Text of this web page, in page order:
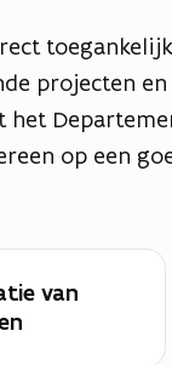
projecten
het
op een
van